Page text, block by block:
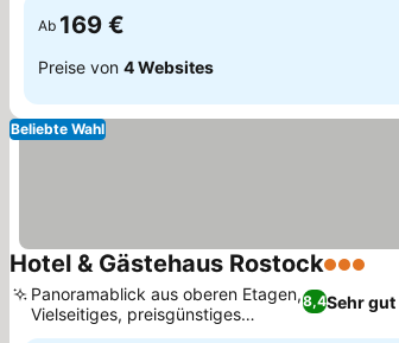
Ab 169 €
Preise von 4 Websites
Beliebte Wahl
Hotel & Gästehaus Rostock3 Sterne
8,4Sehr gut
Panoramablick aus oberen Etagen,
Vielseitiges, preisgünstiges
Konzept